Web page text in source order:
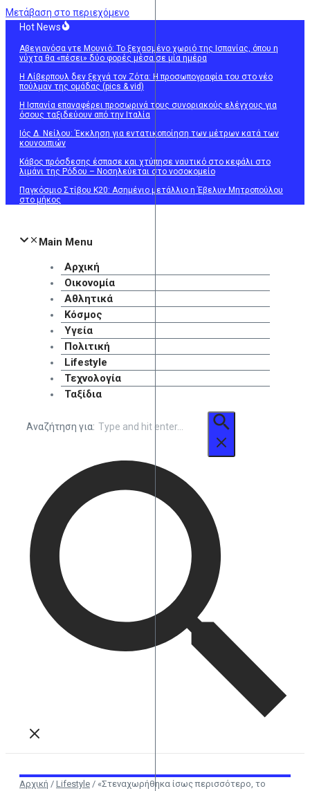
Μετάβαση στο περιεχόμενο
Hot News
Αβεγιανόσα ντε Μουνιό: Το ξεχασμένο χωριό της Ισπανίας, όπου η
νύχτα θα «πέσει» δύο φορές μέσα σε μία ημέρα
Η Λίβερπουλ δεν ξεχνά τον Ζότα: Η προσωπογραφία του στο νέο
πούλμαν της ομάδας (pics & vid)
Η Ισπανία επαναφέρει προσωρινά τους συνοριακούς ελέγχους για
όσους ταξιδεύουν από την Ιταλία
Ιός Δ. Νείλου: Έκκληση για εντατικοποίηση των μέτρων κατά των
κουνουπιών
Κάβος πρόσδεσης έσπασε και χτύπησε ναυτικό στο κεφάλι στο
λιμάνι της Ρόδου – Νοσηλεύεται στο νοσοκομείο
Παγκόσμιο Στίβου Κ20: Ασημένιο μετάλλιο η Έβελυν Μητροπούλου
στο μήκος
Main Menu
Αρχική
Οικονομία
Αθλητικά
Κόσμος
Υγεία
Πολιτική
Lifestyle
Τεχνολογία
Ταξίδια
Αναζήτηση για:
Αρχική / Lifestyle / «Στεναχωρήθηκα ίσως περισσότερο, το